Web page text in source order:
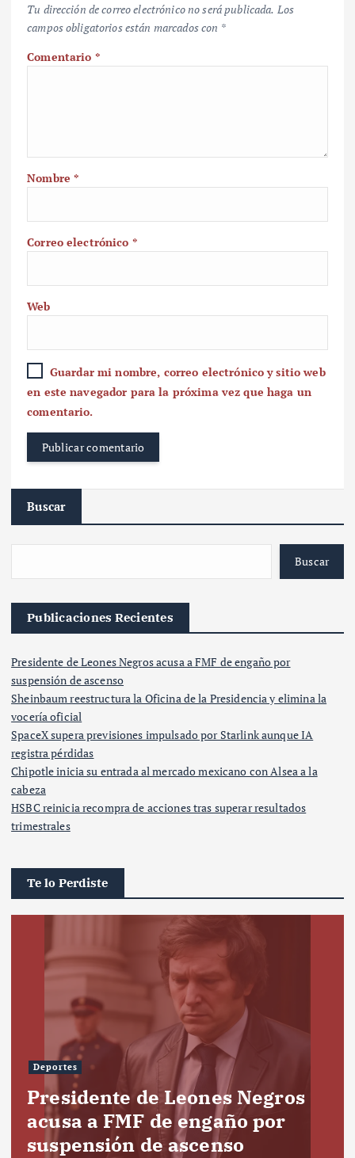
Tu dirección de correo electrónico no será publicada. Los
campos obligatorios están marcados con *
Comentario *
Nombre*
Correo electrónico *
Web
Guardar mi nombre, correo electrónico y sitio web
en este navegador para la próxima vez que haga un
comentario.
Buscar
Buscar
Publicaciones Recientes
Presidente de Leones Negros acusa a FMF de engaño por
suspensión de ascenso
Sheinbaum reestructura la Oficina de la Presidencia y elimina la
vocería oficial
SpaceX supera previsiones impulsado por Starlink aunque IA
registra pérdidas
Chipotle inicia su entrada al mercado mexicano con Alsea a la
cabeza
HSBC reinicia recompra de acciones tras superar resultados
trimestrales
Te lo Perdiste
Deportes
Presidente de Leones Negros
acusa a FMF de engaño por
suspensión de ascenso